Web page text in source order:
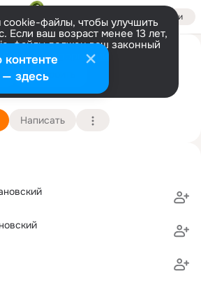
Войти
файлы, чтобы улучшить
Если ваш возраст менее 13 лет,
файлы должен ваш законный
Больше информации
Настроить
Красногорка
1 июля
Написать
здесь